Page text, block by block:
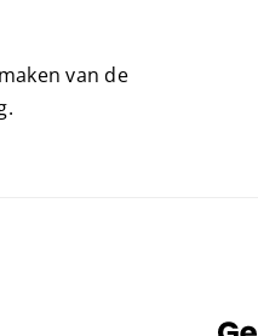
van de